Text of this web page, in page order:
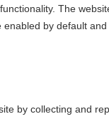
werden
The
by default and
by collecting and